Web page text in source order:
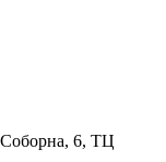
Соборна, 6, ТЦ